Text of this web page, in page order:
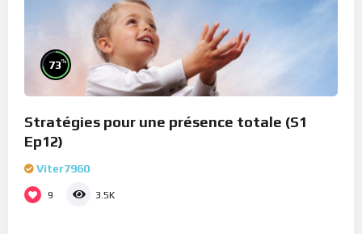
73%
Stratégies pour une présence totale (S1
Ep12)
Viter7960
9 3.5K